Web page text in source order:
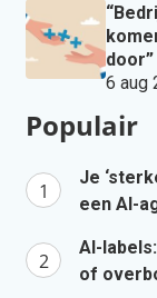
6 aug
Populair
Je
een AI-
AI-
of